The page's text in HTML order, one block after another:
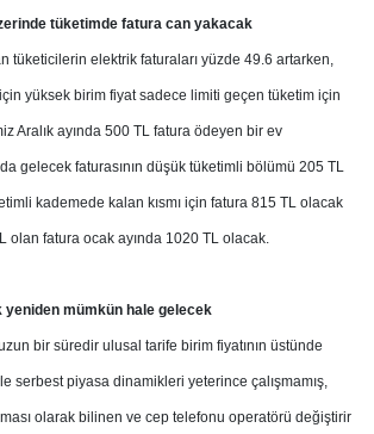
tüketimde fatura can yakacak
tüketicilerin elektrik faturaları yüzde 49.6 artarken,
yüksek birim fiyat sadece limiti geçen tüketim için
Aralık ayında 500 TL fatura ödeyen bir ev
gelecek faturasının düşük tüketimli bölümü 205 TL
kademede kalan kısmı için fatura 815 TL olacak
olan fatura ocak ayında 1020 TL olacak.
mümkün hale gelecek
bir süredir ulusal tarife birim fiyatının üstünde
serbest piyasa dinamikleri yeterince çalışmamış,
olarak bilinen ve cep telefonu operatörü değiştirir